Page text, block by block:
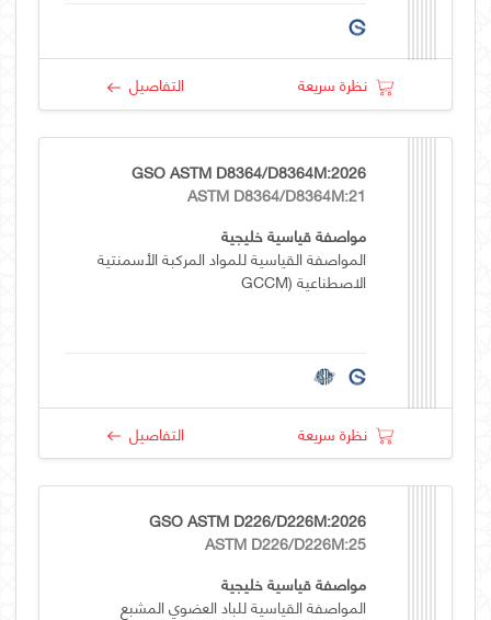
نظرة سريعة التفاصيل
GSO ASTM D8364/D8364M:2026
ASTM D8364/D8364M:21
مواصفة قياسية خليجية
المواصفة القياسية للمواد المركبة الأسمنتية
الاصطناعية (GCCM
نظرة سريعة التفاصيل
GSO ASTM D226/D226M:2026
ASTM D226/D226M:25
مواصفة قياسية خليجية
المواصفة القياسية للباد العضوي المشبع